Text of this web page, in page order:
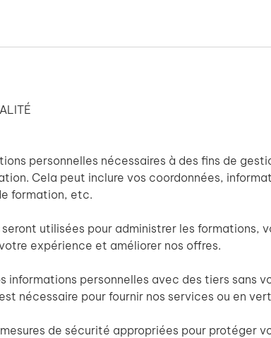
personnelles nécessaires à des fins de
Cela peut inclure vos coordonnées,
formation, etc.
utilisées pour administrer les formations,
expérience et améliorer nos offres.
informations personnelles avec des tiers sans
nécessaire pour fournir nos services ou en
de sécurité appropriées pour protéger